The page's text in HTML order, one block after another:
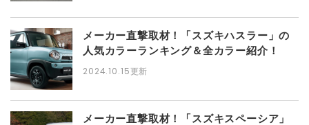
メーカー直撃取材！「スズキハスラー」の
人気カラーランキング＆全カラー紹介！
2024.10.15更新
メーカー直撃取材！「スズキスペーシア」